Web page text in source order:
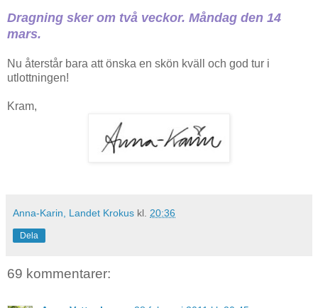
Dragning sker om två veckor. Måndag den 14
mars.
Nu återstår bara att önska en skön kväll och god tur i
utlottningen!
Kram,
Anna-Karin, Landet Krokus kl. 20:36
Dela
69 kommentarer: